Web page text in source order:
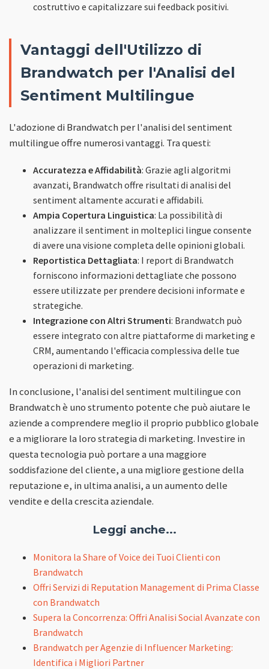
costruttivo e capitalizzare sui feedback positivi.
Vantaggi dell'Utilizzo di
Brandwatch per l'Analisi del
Sentiment Multilingue
L'adozione di Brandwatch per l'analisi del sentiment
multilingue offre numerosi vantaggi. Tra questi:
Accuratezza e Affidabilità: Grazie agli algoritmi
avanzati, Brandwatch offre risultati di analisi del
sentiment altamente accurati e affidabili.
Ampia Copertura Linguistica: La possibilità di
analizzare il sentiment in molteplici lingue consente
di avere una visione completa delle opinioni globali.
Reportistica Dettagliata: I report di Brandwatch
forniscono informazioni dettagliate che possono
essere utilizzate per prendere decisioni informate e
strategiche.
Integrazione con Altri Strumenti: Brandwatch può
essere integrato con altre piattaforme di marketing e
CRM, aumentando l'efficacia complessiva delle tue
operazioni di marketing.
In conclusione, l'analisi del sentiment multilingue con
Brandwatch è uno strumento potente che può aiutare le
aziende a comprendere meglio il proprio pubblico globale
e a migliorare la loro strategia di marketing. Investire in
questa tecnologia può portare a una maggiore
soddisfazione del cliente, a una migliore gestione della
reputazione e, in ultima analisi, a un aumento delle
vendite e della crescita aziendale.
Leggi anche...
Monitora la Share of Voice dei Tuoi Clienti con
Brandwatch
Offri Servizi di Reputation Management di Prima Classe
con Brandwatch
Supera la Concorrenza: Offri Analisi Social Avanzate con
Brandwatch
Brandwatch per Agenzie di Influencer Marketing:
Identifica i Migliori Partner